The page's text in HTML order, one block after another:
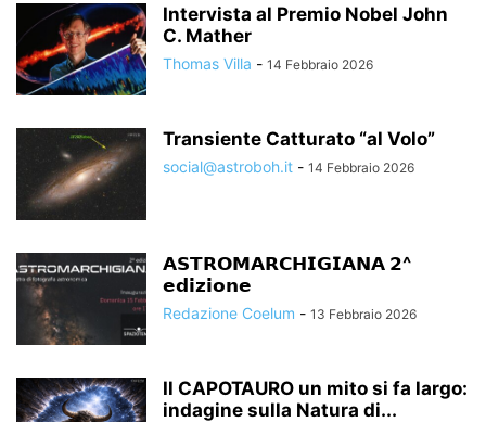
Intervista al Premio Nobel John
C. Mather
Thomas Villa - 14 Febbraio 2026
Transiente Catturato “al Volo”
social@astroboh.it - 14 Febbraio 2026
𝗔𝗦𝗧𝗥𝗢𝗠𝗔𝗥𝗖𝗛𝗜𝗚𝗜𝗔𝗡𝗔 𝟮^
𝗲𝗱𝗶𝘇𝗶𝗼𝗻𝗲
Redazione Coelum - 13 Febbraio 2026
Il CAPOTAURO un mito si fa largo:
indagine sulla Natura di...